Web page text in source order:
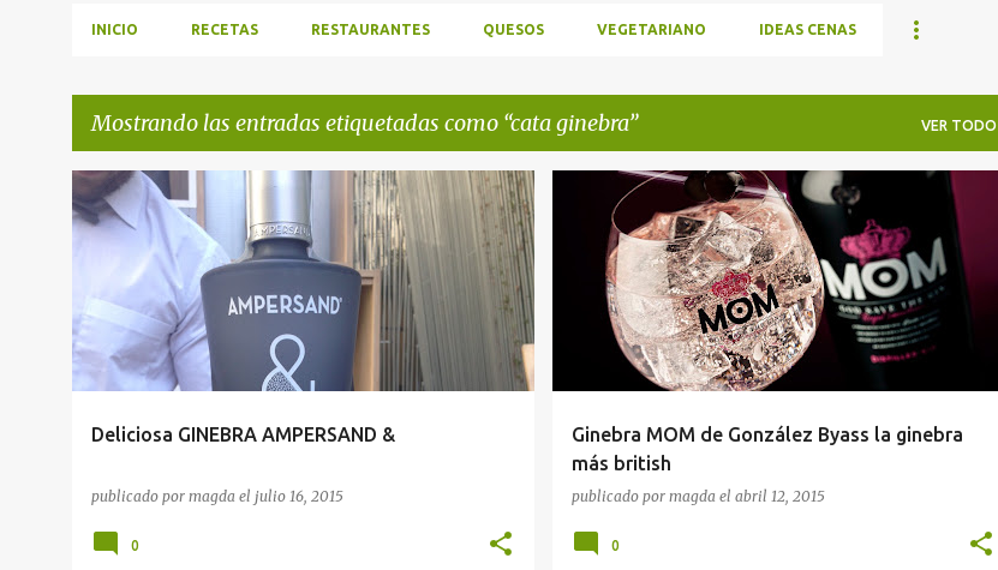
INICIO RECETAS RESTAURANTES QUESOS VEGETARIANO IDEAS CENAS
Mostrando las entradas etiquetadas como cata ginebra VER TODO
E
n
r
a
d
Deliciosa GINEBRA AMPERSAND &
publicado por magda el julio 16, 2015
CATA GINEBRA
0
Ginebra MOM de González Byass la ginebra
más british
publicado por magda el abril 12, 2015
CATA GINEBRA
0